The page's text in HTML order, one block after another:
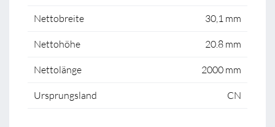
Nettobreite 30,1 mm
Nettohöhe 20.8 mm
Nettolänge 2000 mm
Ursprungsland CN